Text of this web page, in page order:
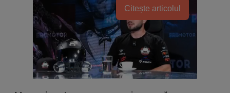
Citește articolul